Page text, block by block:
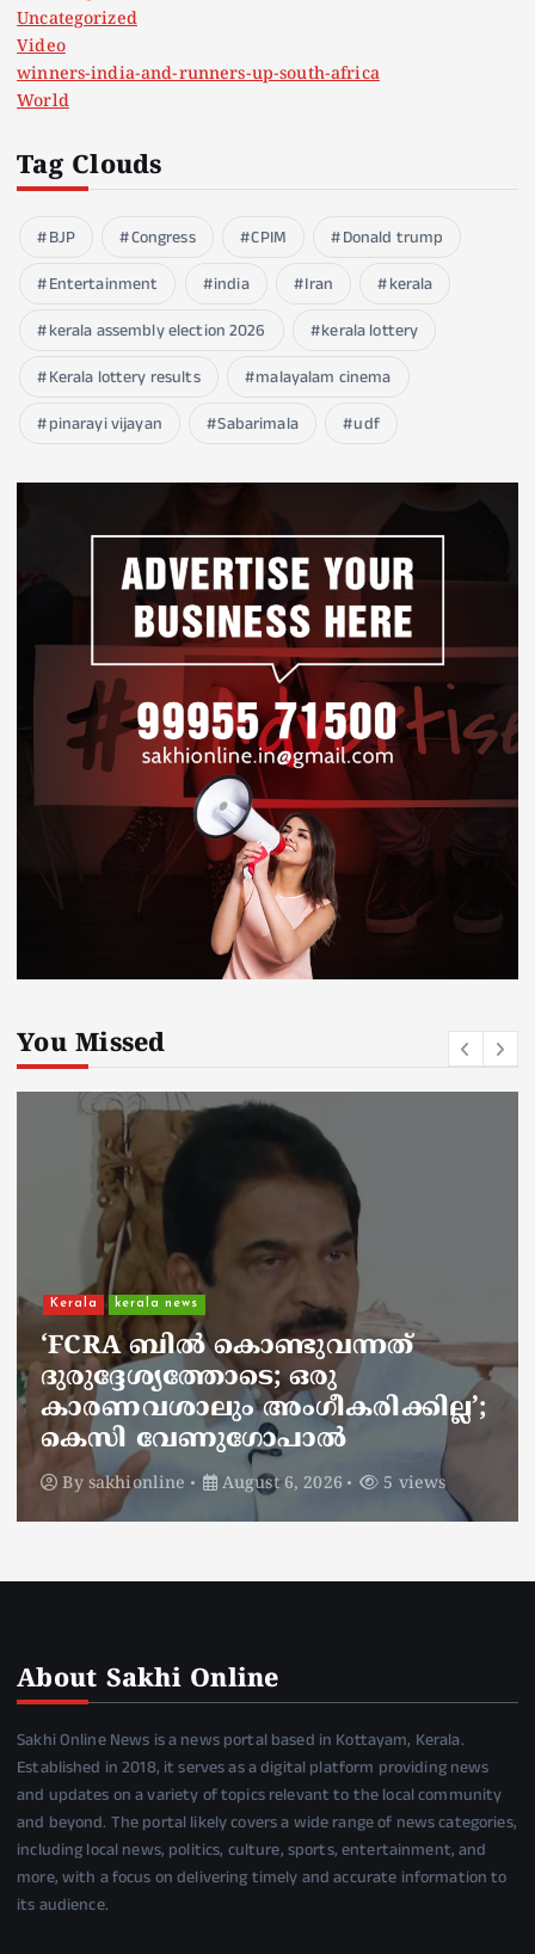
Uncategorized
Video
winners-india-and-runners-up-south-africa
World
Tag Clouds
BJP Congress CPIM
Donald trump
Entertainment
india Iran
kerala
kerala assembly election 2026
kerala lottery
Kerala lottery results
malayalam cinema
pinarayi vijayan
Sabarimala udf
You Missed
kerala news
ചാലിശേരിയില്‍ സര്‍ക്കാര്‍
ജനകീയ ആരോഗ്യകേന്ദ്രത്തില്‍
നഴ്സിന് അണലിയുടെ കടിയേറ്റു;
അണലിയുടെ കടിയേറ്റത്
ഡ്യൂട്ടിക്കിടെ
By sakhionline August 6, 2026 5 views
About Sakhi Online
Sakhi Online News is a news portal based in Kottayam, Kerala.
Established in 2018, it serves as a digital platform providing news
and updates on a variety of topics relevant to the local community
and beyond. The portal likely covers a wide range of news categories,
including local news, politics, culture, sports, entertainment, and
more, with a focus on delivering timely and accurate information to
its audience.